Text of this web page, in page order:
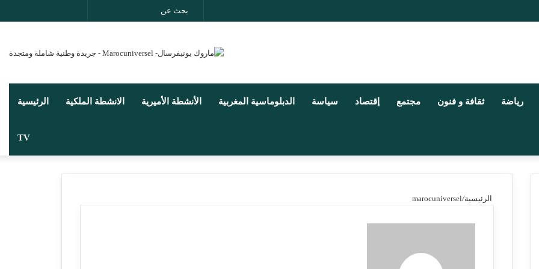
بحث
الرئيسية الانشطة الملكية الأنشطة الأميرية الدبلوماسية المغربية سياسة إقتصاد مجتمع ثقافة و فنون رياضة
TV
الرئيسية/
marocuniversel